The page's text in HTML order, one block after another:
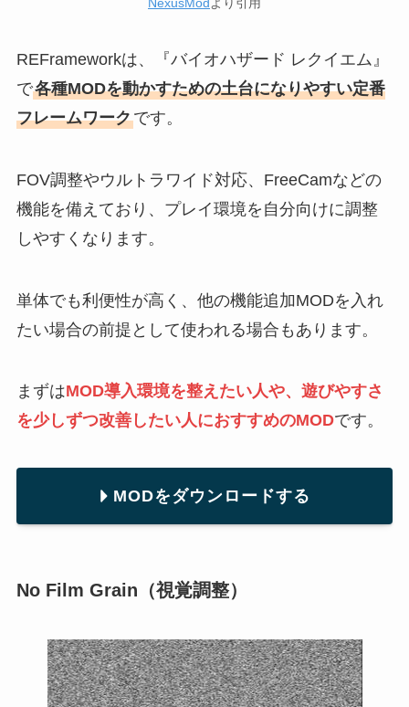
REFrameworkは、『バイオハザード レクイエム』
で各種MODを動かすための土台になりやすい定番
フレームワークです。
FOV調整やウルトラワイド対応、FreeCamなどの
機能を備えており、プレイ環境を自分向けに調整
しやすくなります。
単体でも利便性が高く、他の機能追加MODを入れ
たい場合の前提として使われる場合もあります。
まずはMOD導入環境を整えたい人や、遊びやすさ
を少しずつ改善したい人におすすめのMODです。
MODをダウンロードする
No Film Grain（視覚調整）